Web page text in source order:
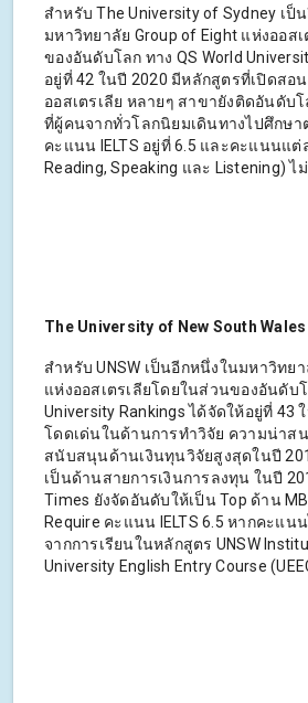
สำหรับ The University of Sydney เป็
มหาวิทยาลัย Group of Eight แห่งออส
ของอันดับโลก ทาง QS World
อยู่ที่ 42 ในปี 2020 มีหลักสูตรที่เปิดสอ
ออสเตรเลีย หลายๆ สาขายังติดอันดับ
ที่ผู้คนจากทั่วโลกนิยมเดินทางไปศึกษา
คะแนน IELTS อยู่ที่ 6.5 และคะแนนแต่
Reading, Speaking และ Listening) ไ
The University of New South Wales
สำหรับ UNSW เป็นอีกหนึ่งในมหาวิทย
แห่งออสเตรเลียโดยในส่วนของอันดับโ
University Rankings ได้จัดให้อยู่ที่ 43
โดดเด่นในด้านการทำวิจัย ความน่าส
สนับสนุนด้านเงินทุนวิจัยสูงสุดในปี
เป็นด้านสายการเงินการลงทุน ในปี
Times ยังจัดอันดับให้เป็น Top ด้าน
Require คะแนน IELTS 6.5 หากคะแน
จากการเรียนในหลักสูตร UNSW
University English Entry Course